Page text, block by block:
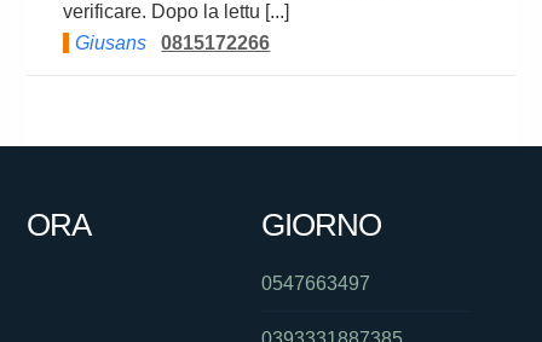
verificare. Dopo la lettu [...]
Giusans
0815172266
ORA GIORNO
0547663497